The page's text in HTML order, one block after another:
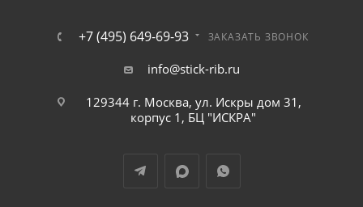
+7 (495) 649-69-93 ЗАКАЗАТЬ ЗВОНОК
info@stick-rib.ru
129344 г. Москва, ул. Искры дом 31,
корпус 1, БЦ "ИСКРА"